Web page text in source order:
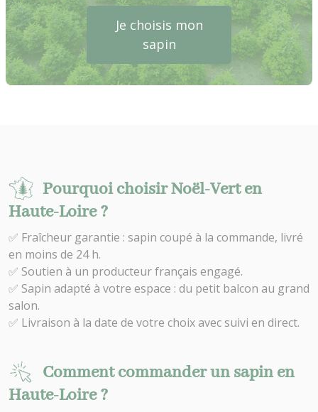
Je choisis mon
sapin
Pourquoi choisir Noël-Vert en
Haute-Loire ?
✅ Fraîcheur garantie : sapin coupé à la commande, livré
en moins de 24 h.
✅ Soutien à un producteur français engagé.
✅ Sapin adapté à votre espace : du petit balcon au grand
salon.
✅ Livraison à la date de votre choix avec suivi en direct.
Comment commander un sapin en
Haute-Loire ?